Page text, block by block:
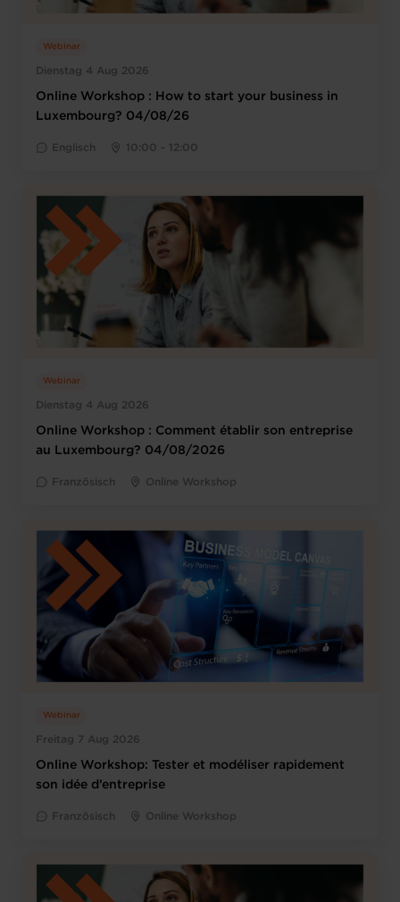
Dienstag 4 Aug 2026
Webinar
Online Workshop : How to start your business in
Luxembourg? 04/08/26
Englisch 10:00 - 12:00
Dienstag 4 Aug 2026
Webinar
Online Workshop : Comment établir son entreprise
au Luxembourg? 04/08/2026
Französisch Online Workshop
Freitag 7 Aug 2026
Webinar
Online Workshop: Tester et modéliser rapidement
son idée d’entreprise
Französisch Online Workshop